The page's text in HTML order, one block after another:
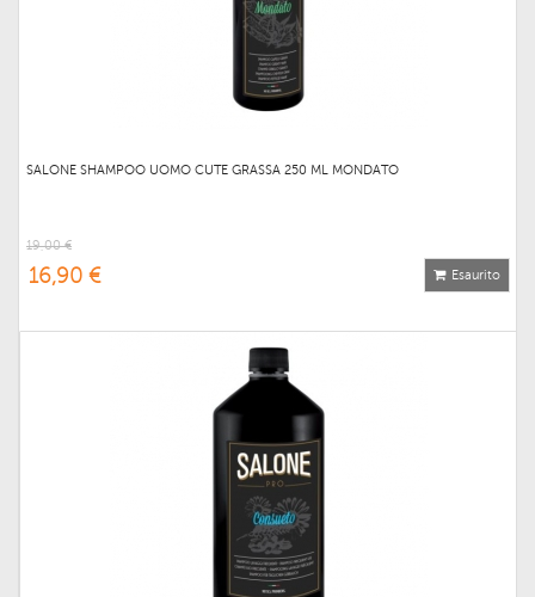
SALONE SHAMPOO UOMO CUTE GRASSA 250 ML MONDATO
19,00 €
16,90 € Esaurito